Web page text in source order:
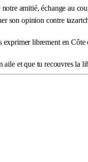
notre amitié, échange
son opinion contre
librement en
aile et que tu recouvres la